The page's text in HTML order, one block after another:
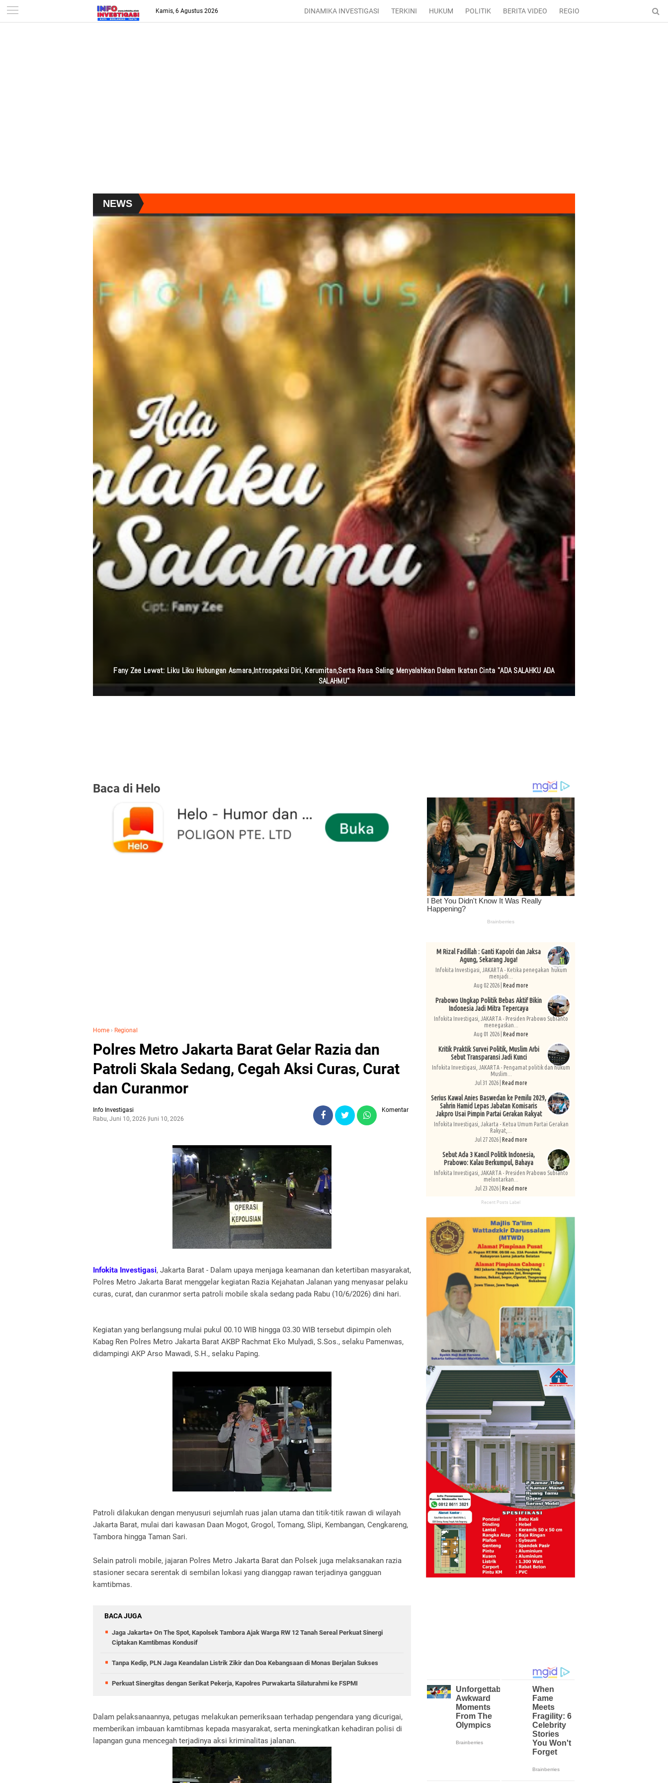
-->
Kamis, 6 Agustus 2026 DINAMIKA INVESTIGASI TERKINI HUKUM POLITIK BERITA VIDEO REGIONAL ENTERTAINMENT
NEWS
Fany Zee Lewat: Liku Liku Hubungan Asmara,Introspeksi Diri, Kerumitan,serta Rasa Saling Menyalahkan Dalam Ikatan Cinta "ADA SALAHKU ADA
SALAHMU"
Baca di Helo
Home › Regional
Polres Metro Jakarta Barat Gelar Razia dan
Patroli Skala Sedang, Cegah Aksi Curas, Curat
dan Curanmor
Info Investigasi
Rabu, Juni 10, 2026 Juni 10, 2026
Komentar
Infokita Investigasi, Jakarta Barat - Dalam upaya menjaga keamanan dan ketertiban masyarakat,
Polres Metro Jakarta Barat menggelar kegiatan Razia Kejahatan Jalanan yang menyasar pelaku
curas, curat, dan curanmor serta patroli mobile skala sedang pada Rabu (10/6/2026) dini hari.
Kegiatan yang berlangsung mulai pukul 00.10 WIB hingga 03.30 WIB tersebut dipimpin oleh
Kabag Ren Polres Metro Jakarta Barat AKBP Rachmat Eko Mulyadi, S.Sos., selaku Pamenwas,
didampingi AKP Arso Mawadi, S.H., selaku Paping.
Patroli dilakukan dengan menyusuri sejumlah ruas jalan utama dan titik-titik rawan di wilayah
Jakarta Barat, mulai dari kawasan Daan Mogot, Grogol, Tomang, Slipi, Kembangan, Cengkareng,
Tambora hingga Taman Sari.
Selain patroli mobile, jajaran Polres Metro Jakarta Barat dan Polsek juga melaksanakan razia
stasioner secara serentak di sembilan lokasi yang dianggap rawan terjadinya gangguan
kamtibmas.
BACA JUGA
Jaga Jakarta+ On The Spot, Kapolsek Tambora Ajak Warga RW 12 Tanah Sereal Perkuat Sinergi
Ciptakan Kamtibmas Kondusif
Tanpa Kedip, PLN Jaga Keandalan Listrik Zikir dan Doa Kebangsaan di Monas Berjalan Sukses
Perkuat Sinergitas dengan Serikat Pekerja, Kapolres Purwakarta Silaturahmi ke FSPMI
Dalam pelaksanaannya, petugas melakukan pemeriksaan terhadap pengendara yang dicurigai,
memberikan imbauan kamtibmas kepada masyarakat, serta meningkatkan kehadiran polisi di
lapangan guna mencegah terjadinya aksi kriminalitas jalanan.
M Rizal Fadillah : Ganti Kapolri dan Jaksa
Agung, Sekarang Juga!
Infokita Investigasi, JAKARTA - Ketika penegakan hukum
menjadi...
Aug 02 2026 | Read more
Prabowo Ungkap Politik Bebas Aktif Bikin
Indonesia Jadi Mitra Tepercaya
Infokita Investigasi, JAKARTA - Presiden Prabowo Subianto
menegaskan...
Aug 01 2026 | Read more
Kritik Praktik Survei Politik, Muslim Arbi
Sebut Transparansi Jadi Kunci
Infokita Investigasi, JAKARTA - Pengamat politik dan hukum
Muslim...
Jul 31 2026 | Read more
Serius Kawal Anies Baswedan ke Pemilu 2029,
Sahrin Hamid Lepas Jabatan Komisaris
Jakpro Usai Pimpin Partai Gerakan Rakyat
Infokita Investigasi, Jakarta - Ketua Umum Partai Gerakan
Rakyat,...
Jul 27 2026 | Read more
Sebut Ada 3 Kancil Politik Indonesia,
Prabowo: Kalau Berkumpul, Bahaya
Infokita Investigasi, JAKARTA - Presiden Prabowo Subianto
melontarkan...
Jul 23 2026 | Read more
Recent Posts Label